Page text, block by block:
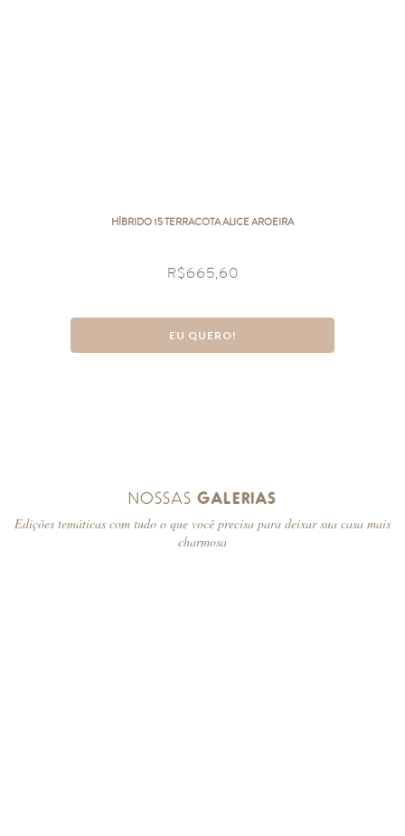
HÍBRIDO 15 TERRACOTA ALICE AROEIRA
R$665,60
EU QUERO!
NOSSAS GALERIAS
Edições temáticas com tudo o que você precisa para deixar sua casa mais
charmosa